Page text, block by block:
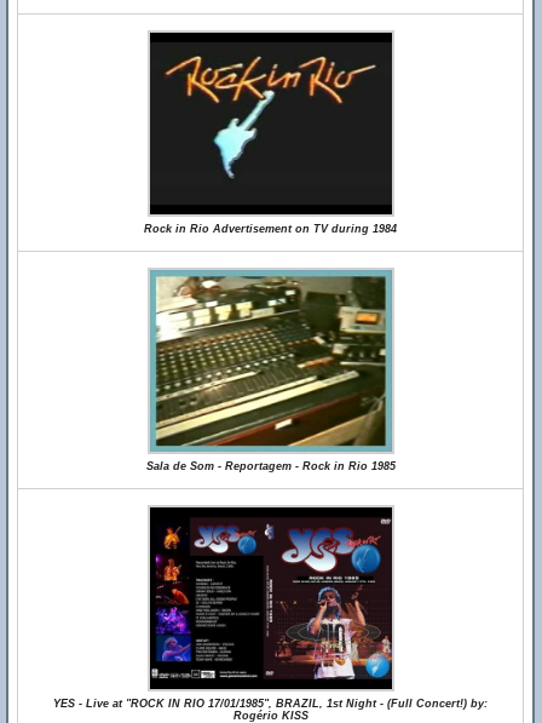
Rock in Rio Advertisement on TV during 1984
Sala de Som - Reportagem - Rock in Rio 1985
YES - Live at "ROCK IN RIO 17/01/1985", BRAZIL, 1st Night - (Full Concert!) by:
Rogério KISS